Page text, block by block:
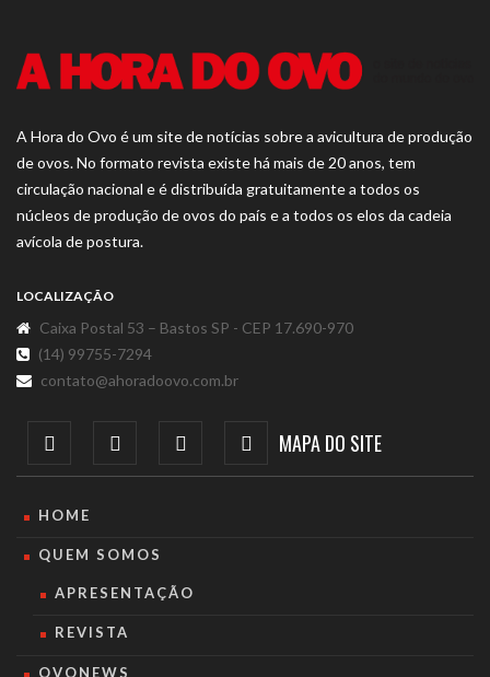
A Hora do Ovo é um site de notícias sobre a avicultura de produção
de ovos. No formato revista existe há mais de 20 anos, tem
circulação nacional e é distribuída gratuitamente a todos os
núcleos de produção de ovos do país e a todos os elos da cadeia
avícola de postura.
LOCALIZAÇÃO
Caixa Postal 53 – Bastos SP - CEP 17.690-970
(14) 99755-7294
contato@ahoradoovo.com.br
MAPA DO SITE
HOME
QUEM SOMOS
APRESENTAÇÃO
REVISTA
OVONEWS